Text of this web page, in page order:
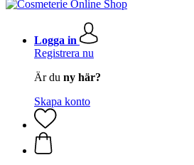
Logga in
Registrera nu
Är du ny här?
Skapa konto